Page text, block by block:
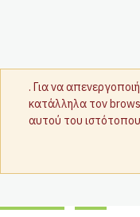
. Για να
κατάλληλα τον
αυτού του